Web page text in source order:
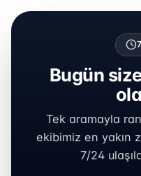
Bugün
Tek aramayla
ekibimiz en yakın
7/24